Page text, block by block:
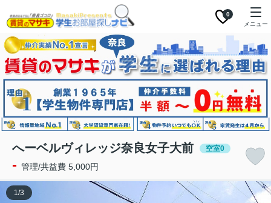
0
メニュー
へーベルヴィレッジ奈良女子大前 空室0
- 管理/共益費 5,000円
1/3